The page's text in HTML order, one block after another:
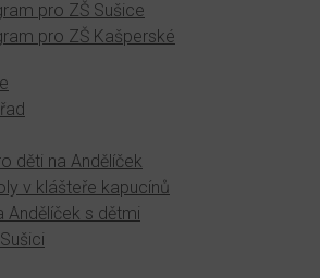
pro ZŠ Sušice
pro ZŠ Kašperské
děti na Andělíček
v klášteře kapucínů
Andělíček s dětmi